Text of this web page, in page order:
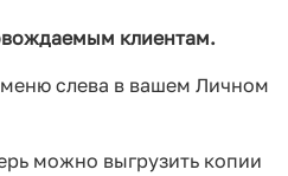
клиентам.
слева в вашем Личном
можно выгрузить копии